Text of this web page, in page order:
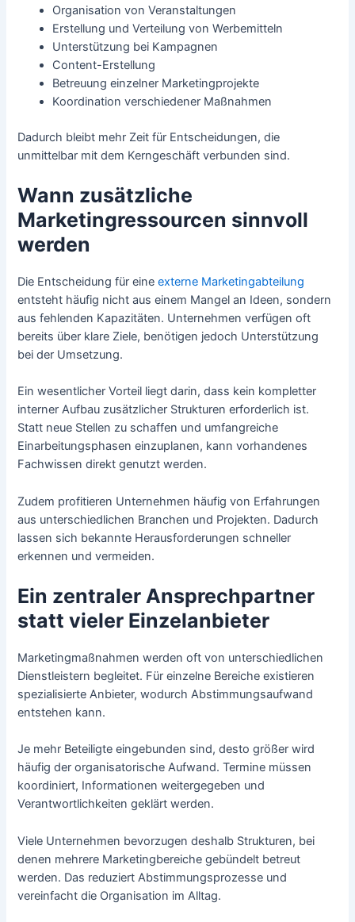
Organisation von Veranstaltungen
Erstellung und Verteilung von Werbemitteln
Unterstützung bei Kampagnen
Content-Erstellung
Betreuung einzelner Marketingprojekte
Koordination verschiedener Maßnahmen
Dadurch bleibt mehr Zeit für Entscheidungen, die
unmittelbar mit dem Kerngeschäft verbunden sind.
Wann zusätzliche
Marketingressourcen sinnvoll
werden
Die Entscheidung für eineexterne Marketingabteilung
entsteht häufig nicht aus einem Mangel an Ideen, sondern
aus fehlenden Kapazitäten. Unternehmen verfügen oft
bereits über klare Ziele, benötigen jedoch Unterstützung
bei der Umsetzung.
Ein wesentlicher Vorteil liegt darin, dass kein kompletter
interner Aufbau zusätzlicher Strukturen erforderlich ist.
Statt neue Stellen zu schaffen und umfangreiche
Einarbeitungsphasen einzuplanen, kann vorhandenes
Fachwissen direkt genutzt werden.
Zudem profitieren Unternehmen häufig von Erfahrungen
aus unterschiedlichen Branchen und Projekten. Dadurch
lassen sich bekannte Herausforderungen schneller
erkennen und vermeiden.
Ein zentraler Ansprechpartner
statt vieler Einzelanbieter
Marketingmaßnahmen werden oft von unterschiedlichen
Dienstleistern begleitet. Für einzelne Bereiche existieren
spezialisierte Anbieter, wodurch Abstimmungsaufwand
entstehen kann.
Je mehr Beteiligte eingebunden sind, desto größer wird
häufig der organisatorische Aufwand. Termine müssen
koordiniert, Informationen weitergegeben und
Verantwortlichkeiten geklärt werden.
Viele Unternehmen bevorzugen deshalb Strukturen, bei
denen mehrere Marketingbereiche gebündelt betreut
werden. Das reduziert Abstimmungsprozesse und
vereinfacht die Organisation im Alltag.